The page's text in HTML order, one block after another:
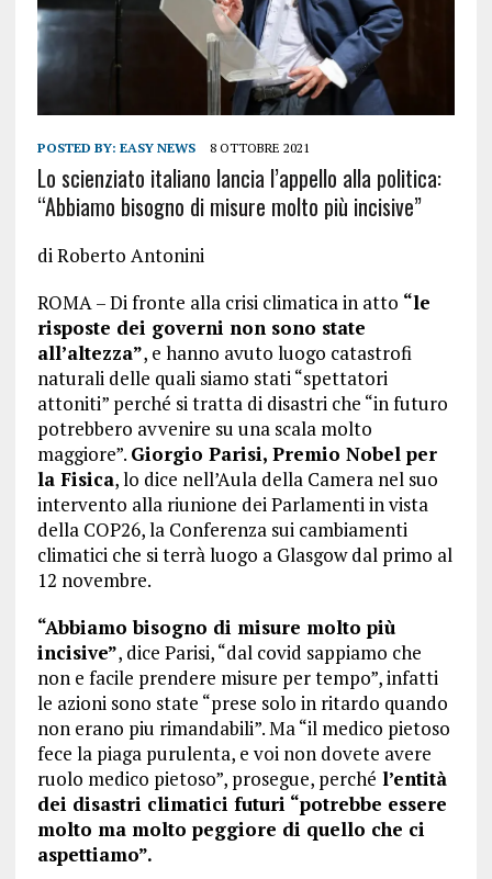
POSTED BY: EASY NEWS 8 OTTOBRE 2021
Lo scienziato italiano lancia l’appello alla politica:
“Abbiamo bisogno di misure molto più incisive”
diRoberto Antonini
ROMA – Di fronte alla crisi climatica in atto “le
risposte dei governi non sono state
all’altezza”, e hanno avuto luogo catastrofi
naturali delle quali siamo stati “spettatori
attoniti” perché si tratta di disastri che “in futuro
potrebbero avvenire su una scala molto
maggiore”. Giorgio Parisi, Premio Nobel per
la Fisica, lo dice nell’Aula della Camera nel suo
intervento alla riunione dei Parlamenti in vista
della COP26, la Conferenza sui cambiamenti
climatici che si terrà luogo a Glasgow dal primo al
12 novembre.
“Abbiamo bisogno di misure molto più
incisive”, dice Parisi, “dal covid sappiamo che
non e facile prendere misure per tempo”, infatti
le azioni sono state “prese solo in ritardo quando
non erano piu rimandabili”. Ma “il medico pietoso
fece la piaga purulenta, e voi non dovete avere
ruolo medico pietoso”, prosegue, perché l’entità
dei disastri climatici futuri “potrebbe essere
molto ma molto peggiore di quello che ci
aspettiamo”.